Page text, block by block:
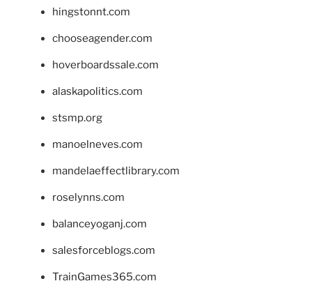
hingstonnt.com
chooseagender.com
hoverboardssale.com
alaskapolitics.com
stsmp.org
manoelneves.com
mandelaeffectlibrary.com
roselynns.com
balanceyoganj.com
salesforceblogs.com
TrainGames365.com